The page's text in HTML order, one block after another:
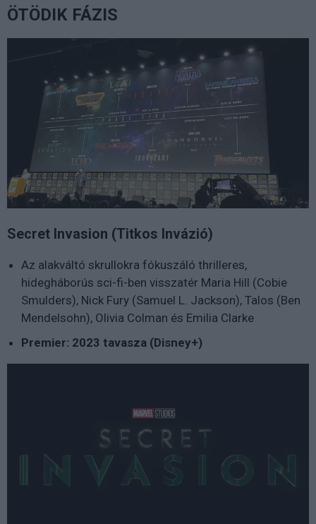
ÖTÖDIK FÁZIS
Secret Invasion (Titkos Invázió)
Az alakváltó skrullokra fókuszáló thrilleres,
hidegháborús sci-fi-ben visszatér Maria Hill (Cobie
Smulders), Nick Fury (Samuel L. Jackson), Talos (Ben
Mendelsohn), Olivia Colman és Emilia Clarke
Premier: 2023 tavasza (Disney+)